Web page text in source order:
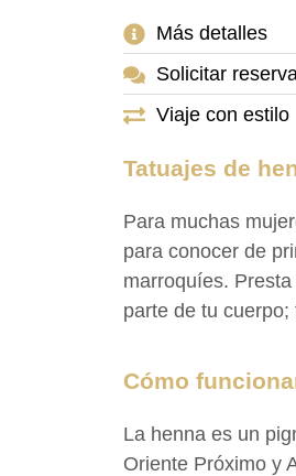
Más detalles
Solicitar
Viaje con estilo
Tatuajes de
Para muchas
para conocer de
marroquíes.
parte de tu
Cómo
La henna es un
Oriente Próximo y